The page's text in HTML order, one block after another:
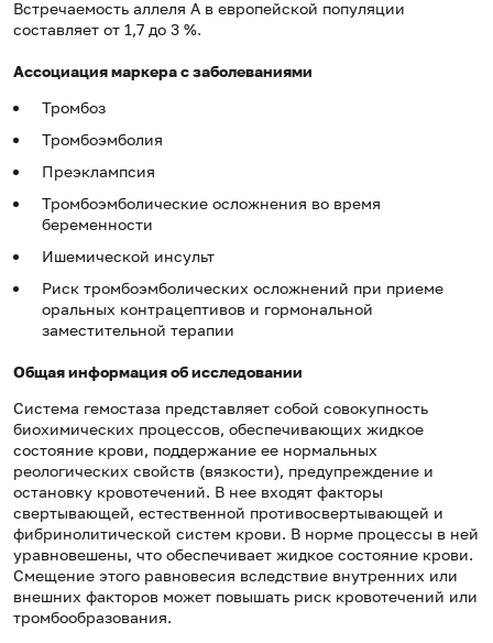
Встречаемость аллеля А в европейской популяции
составляет от 1,7 до 3 %.
Ассоциация маркера с заболеваниями
Тромбоз
Тромбоэмболия
Преэклампсия
Тромбоэмболические осложнения во время
беременности
Ишемической инсульт
Риск тромбоэмболических осложнений при приеме
оральных контрацептивов и гормональной
заместительной терапии
Общая информация об исследовании
Система гемостаза представляет собой совокупность
биохимических процессов, обеспечивающих жидкое
состояние крови, поддержание ее нормальных
реологических свойств (вязкости), предупреждение и
остановку кровотечений. В нее входят факторы
свертывающей, естественной противосвертывающей и
фибринолитической систем крови. В норме процессы в ней
уравновешены, что обеспечивает жидкое состояние крови.
Смещение этого равновесия вследствие внутренних или
внешних факторов может повышать риск кровотечений или
тромбообразования.